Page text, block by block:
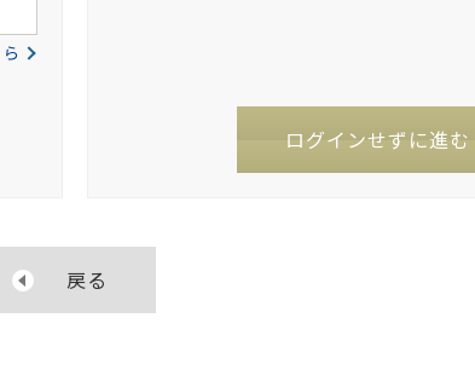
ログインせずに進む
戻る